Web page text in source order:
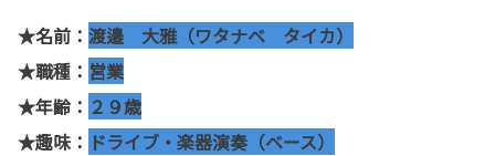
★名前： 渡邉 大雅（ワタナベ タイカ）
★職種： 営業
★年齢： ２９歳
★趣味： ドライブ・楽器演奏（ベース）